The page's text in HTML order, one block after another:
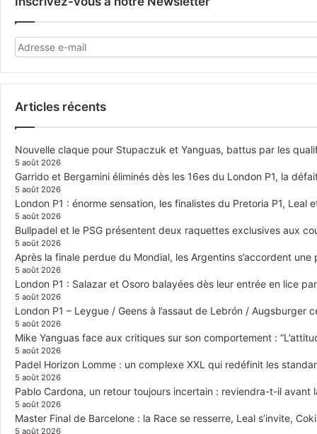
Articles récents
Nouvelle claque pour Stupaczuk et Yanguas, battus par les
5 août 2026
Garrido et Bergamini éliminés dès les 16es du London P1, la
5 août 2026
London P1 : énorme sensation, les finalistes du Pretoria P1, Leal
5 août 2026
Bullpadel et le PSG présentent deux raquettes exclusives aux
5 août 2026
Après la finale perdue du Mondial, les Argentins s’accordent
5 août 2026
London P1 : Salazar et Osoro balayées dès leur entrée en lice
5 août 2026
London P1 – Leygue / Geens à l’assaut de Lebrón / Augsburger
5 août 2026
Mike Yanguas face aux critiques sur son comportement :
5 août 2026
Padel Horizon Lomme : un complexe XXL qui redéfinit les
5 août 2026
Pablo Cardona, un retour toujours incertain : reviendra-t-il avant
5 août 2026
Master Final de Barcelone : la Race se resserre, Leal s’invite,
5 août 2026